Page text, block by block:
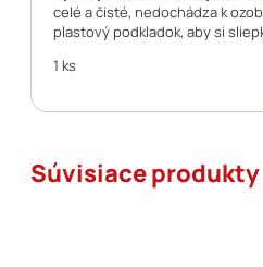
celé a čisté, nedochádza k
plastový podkladok, aby si
1 ks
Súvisiace produkty